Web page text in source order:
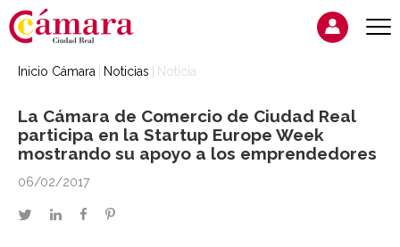
Inicio Cámara Noticias Noticia
La Cámara de Comercio de Ciudad Real
participa en la Startup Europe Week
mostrando su apoyo a los emprendedores
06/02/2017
twitterlinkedinfacebookpinterest